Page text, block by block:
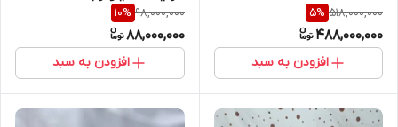
518,000,000
5%
488,000,000
افزودن به سبد
98,000,000
10%
88,000,000
افزودن به سبد